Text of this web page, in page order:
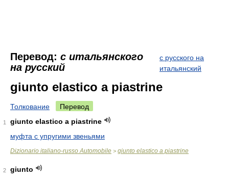
Перевод: с итальянского
на русский
с русского на
итальянский
giunto elastico a piastrine
Толкование Перевод
1
giunto elastico a piastrine
муфта с упругими звеньями
Dizionario italiano-russo Automobile > giunto elastico a piastrine
2
giunto